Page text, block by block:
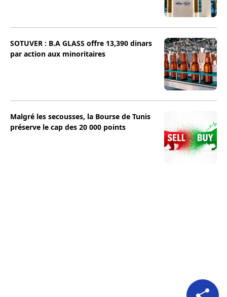
SOTUVER : B.A GLASS offre 13,390 dinars
par action aux minoritaires
Malgré les secousses, la Bourse de Tunis
préserve le cap des 20 000 points